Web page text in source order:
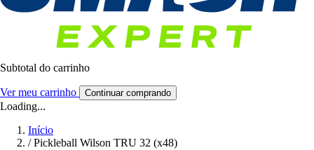
Subtotal do carrinho
Ver meu carrinho Continuar comprando
Loading...
Início
/ Pickleball Wilson TRU 32 (x48)